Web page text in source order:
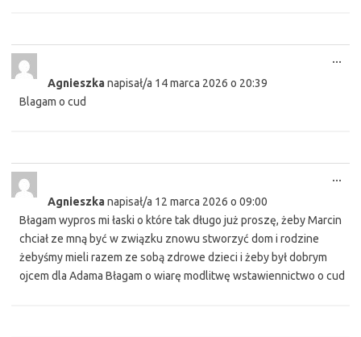
Agnieszkanapisał/a 14 marca 2026 o 20:39
Blagam o cud
...
Agnieszkanapisał/a 12 marca 2026 o 09:00
Błagam wypros mi łaski o które tak długo już proszę, żeby Marcin
chciał ze mną być w związku znowu stworzyć dom i rodzine
żebyśmy mieli razem ze sobą zdrowe dzieci i żeby był dobrym
ojcem dla Adama Błagam o wiarę modlitwę wstawiennictwo o cud
...